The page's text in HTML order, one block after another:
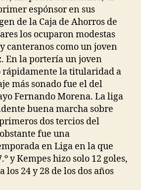
espónsor en sus
de la Caja de Ahorros de
los ocuparon modestas
canteranos como un joven
En la portería un joven
rápidamente la titularidad a
más sonado fue el del
Fernando Morena. La liga
buena marcha sobre
dos tercios del
fue una
en Liga en la que
y Kempes hizo solo 12 goles,
24 y 28 de los dos años